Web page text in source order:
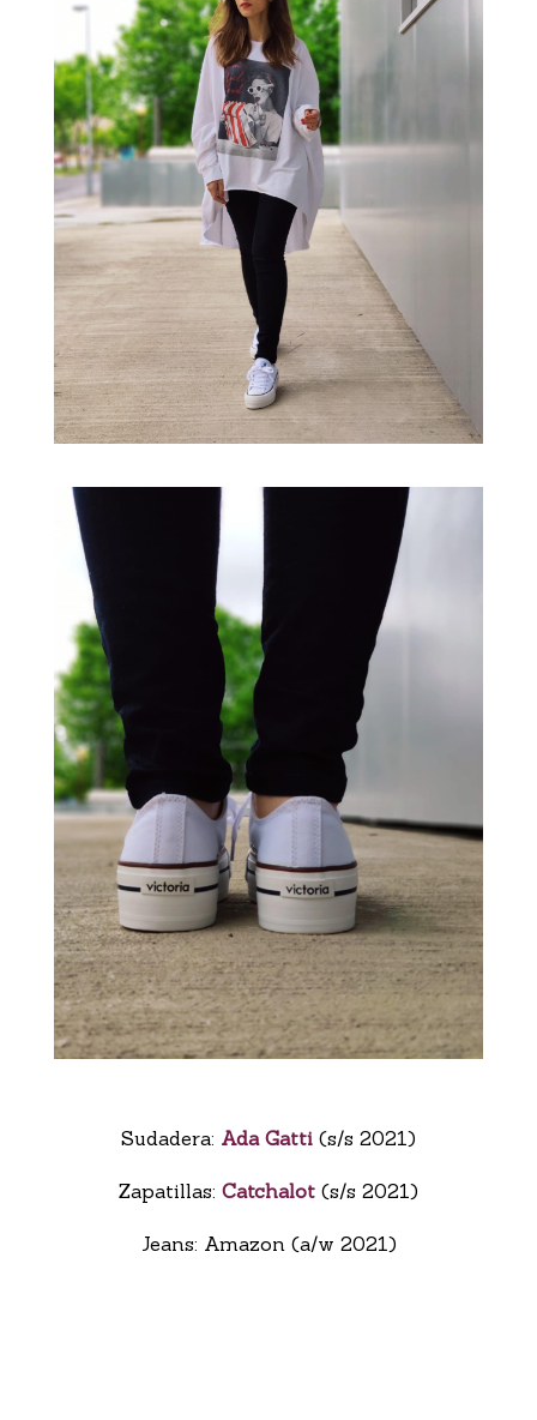
Sudadera: Ada Gatti (s/s 2021)
Zapatillas: Catchalot (s/s 2021)
Jeans: Amazon (a/w 2021)